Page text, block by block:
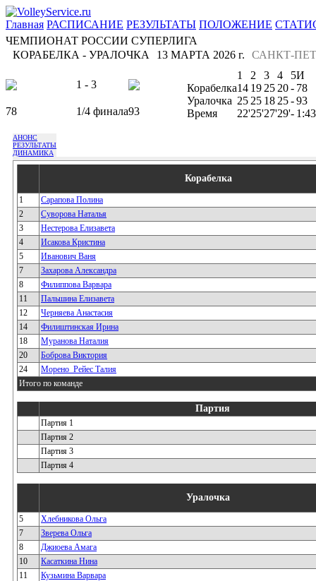
Главная РАСПИСАНИЕ РЕЗУЛЬТАТЫ ПОЛОЖЕНИЕ
ЧЕМПИОНАТ РОССИИ СУПЕРЛИГА
КОРАБЕЛКА - УРАЛОЧКА
САНКТ-
13 МАРТА 2026 г.
1 - 3
78 1/4 финала93
1 2 3 4 5И
Корабелка14 19 25 20- 78
Уралочка 25 25 18 25-93
Время
22'25'27'29'- 1:43
АНОНС
РЕЗУЛЬТАТЫ
ДИНАМИКА
Корабелка
1
Сарапова Полина
2
Суворова Наталья
3
Нестерова Елизавета
4
Исакова Кристина
5
Иванович Ваня
7
Захарова Александра
8
Филиппова Варвара
11
Пальшина Елизавета
12
Черняева Анастасия
14
Филиштинская Ирина
18
Муранова Наталия
20
Боброва Виктория
24
Морено_Рейес Талия
Итого по команде
Партия
Партия 1
Партия 2
Партия 3
Партия 4
Уралочка
5
Хлебникова Ольга
7
Зверева Ольга
8
Джиоева Амага
10
Касаткина Нина
11
Кузьмина Варвара